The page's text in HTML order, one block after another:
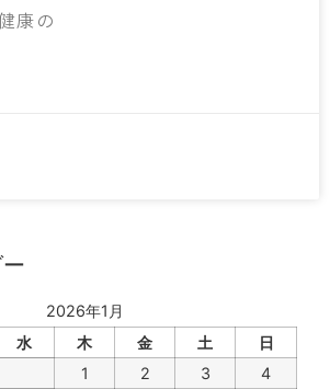
康の
2026年1月
水 木 金 土
日
1
2 3
4